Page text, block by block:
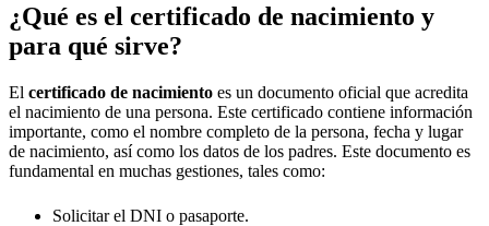
¿Qué es el certificado de nacimiento y
para qué sirve?
El certificado de nacimiento es un documento oficial que acredita
el nacimiento de una persona. Este certificado contiene información
importante, como el nombre completo de la persona, fecha y lugar
de nacimiento, así como los datos de los padres. Este documento es
fundamental en muchas gestiones, tales como:
Solicitar el DNI o pasaporte.